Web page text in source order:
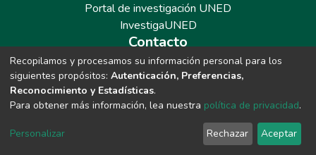
Portal de investigación UNED
InvestigaUNED
Contacto
Teléfono: 913986562 / 6643 / 6633 / 8766
Correo: repositoriobiblioteca@adm.uned.es
Recopilamos y procesamos su información personal para los
siguientes propósitos: Autenticación, Preferencias,
Reconocimiento y Estadísticas.
Para obtener más información, lea nuestra política de privacidad.
Personalizar Rechazar Aceptar